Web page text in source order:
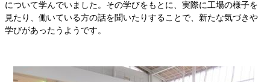
について学んでいました。その学びをもとに、実際に工場の様子を
見たり、働いている方の話を聞いたりすることで、新たな気づきや
学びがあったうようです。